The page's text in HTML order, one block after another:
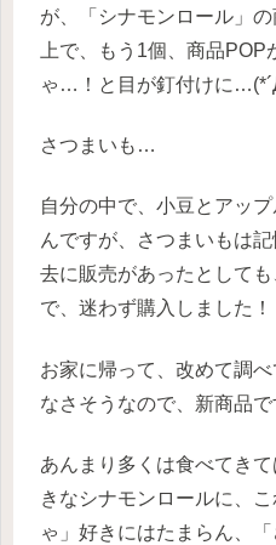
が、「シナモンロール」
上で、もう1個、商品
ゃ…！と目が釘付けに
さつまいも…
自分の中で、小豆とアッ
んですが、さつまいもは
去に販売があったとして
で、迷わず購入しました！
お家に帰って、改めて調
なさそうなので、新商品で
あんまり多くは食べてき
きなシナモンロールに、
ゃ」好きにはたまらん、